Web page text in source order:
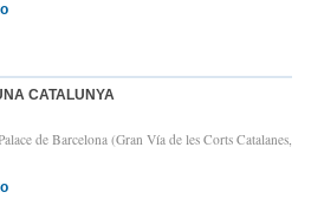
CATALUNYA
de Barcelona (Gran Vía de les Corts Catalanes,